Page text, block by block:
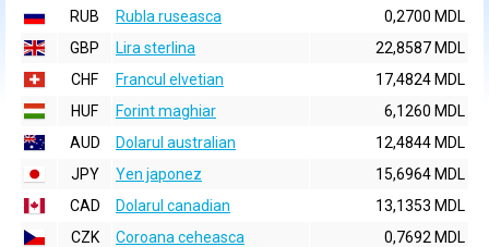
RUB
Rubla ruseasca
0,2700 MDL
GBP
Lira sterlina
22,8587 MDL
CHF
Francul elvetian
17,4824 MDL
HUF
Forint maghiar
6,1260 MDL
AUD
Dolarul australian
12,4844 MDL
JPY
Yen japonez
15,6964 MDL
CAD
Dolarul canadian
13,1353 MDL
CZK
Coroana ceheasca
0,7692 MDL